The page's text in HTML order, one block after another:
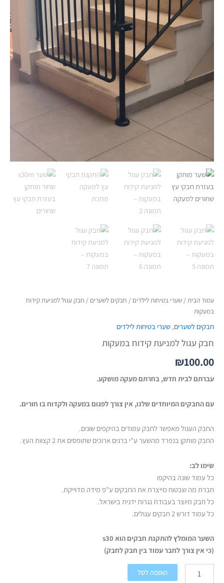
עמוד הבית/ שערי בטיחות לילדים / חבקים לשערים / חבק עגול למניעת קידוח
במעקות
חבקים לשערים, שערי בטיחות לילדים
חבק עגול למניעת קידוח במעקות
₪100.00
עברתם לבית חדש, בחרתם מעקה מושקע.
עם החבקים המיוחדים שלנו, אין צורך לפגום במעקה ולקדוח בו חורים.
החבק העגול מאפשר לחבק עמודים בהיקפים שונים.
החבק מותקן בנפרד מהשער ע"י ברגים ארוכים שתופסים את 2 קצוות העץ.
שימו לב:
כל עמוד שונה בהיקפו
חברת מה שבטוח מייצרת את החבקים ע"פ מידה מדוייקת.
כל חבק מיוצר בעבודת נגרות ידנית בישראל.
כל עמוד דורש 2 חבקים עגולים.
השער המומלץ להתקנת חבקים הוא s30
(כי אין צורך לחבר עמוד בין חבק לחבק)
הוספה לסל